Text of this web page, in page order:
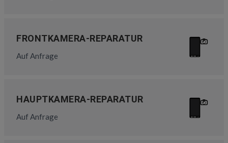
FRONTKAMERA-REPARATUR
Auf Anfrage
HAUPTKAMERA-REPARATUR
Auf Anfrage